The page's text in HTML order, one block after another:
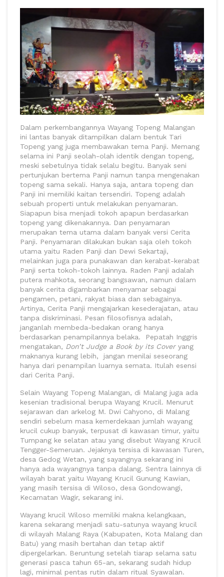
Dalam perkembangannya Wayang Topeng Malangan
ini lantas banyak ditampilkan dalam bentuk Tari
Topeng yang juga membawakan tema Panji. Memang
selama ini Panji seolah-olah identik dengan topeng,
meski sebetulnya tidak selalu begitu. Banyak seni
pertunjukan bertema Panji namun tanpa mengenakan
topeng sama sekali. Hanya saja, antara topeng dan
Panji ini memiliki kaitan tersendiri. Topeng adalah
sebuah properti untuk melakukan penyamaran.
Siapapun bisa menjadi tokoh apapun berdasarkan
topeng yang dikenakannya. Dan penyamaran
merupakan tema utama dalam banyak versi Cerita
Panji. Penyamaran dilakukan bukan saja oleh tokoh
utama yaitu Raden Panji dan Dewi Sekartaji,
melainkan juga para punakawan dan kerabat-kerabat
Panji serta tokoh-tokoh lainnya. Raden Panji adalah
putera mahkota, seorang bangsawan, namun dalam
banyak cerita digambarkan menyamar sebagai
pengamen, petani, rakyat biasa dan sebagainya.
Artinya, Cerita Panji mengajarkan kesederajatan, atau
tanpa diskriminasi. Pesan filosofisnya adalah,
janganlah membeda-bedakan orang hanya
berdasarkan penampilannya belaka. Pepatah Inggris
mengatakan, Don’t Judge a Book by its Cover yang
maknanya kurang lebih, jangan menilai seseorang
hanya dari penampilan luarnya semata. Itulah esensi
dari Cerita Panji.
Selain Wayang Topeng Malangan, di Malang juga ada
kesenian tradisional berupa Wayang Krucil. Menurut
sejarawan dan arkelog M. Dwi Cahyono, di Malang
sendiri sebelum masa kemerdekaan jumlah wayang
krucil cukup banyak, terpusat di kawasan timur, yaitu
Tumpang ke selatan atau yang disebut Wayang Krucil
Tengger-Semeruan. Jejaknya tersisa di kawasan Turen,
desa Gedog Wetan, yang sayangnya sekarang ini
hanya ada wayangnya tanpa dalang. Sentra lainnya di
wilayah barat yaitu Wayang Krucil Gunung Kawian,
yang masih tersisa di Wiloso, desa Gondowangi,
Kecamatan Wagir, sekarang ini.
Wayang krucil Wiloso memiliki makna kelangkaan,
karena sekarang menjadi satu-satunya wayang krucil
di wilayah Malang Raya (Kabupaten, Kota Malang dan
Batu) yang masih bertahan dan tetap aktif
dipergelarkan. Beruntung setelah tiarap selama satu
generasi pasca tahun 65-an, sekarang sudah hidup
lagi, minimal pentas rutin dalam ritual Syawalan.